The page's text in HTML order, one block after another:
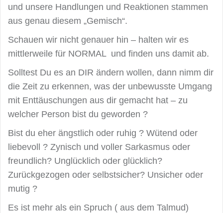
und unsere Handlungen und Reaktionen stammen
aus genau diesem „Gemisch“.
Schauen wir nicht genauer hin – halten wir es
mittlerweile für NORMAL und finden uns damit ab.
Solltest Du es an DIR ändern wollen, dann nimm dir
die Zeit zu erkennen, was der unbewusste Umgang
mit Enttäuschungen aus dir gemacht hat – zu
welcher Person bist du geworden ?
Bist du eher ängstlich oder ruhig ? Wütend oder
liebevoll ? Zynisch und voller Sarkasmus oder
freundlich? Unglücklich oder glücklich?
Zurückgezogen oder selbstsicher? Unsicher oder
mutig ?
Es ist mehr als ein Spruch ( aus dem Talmud)